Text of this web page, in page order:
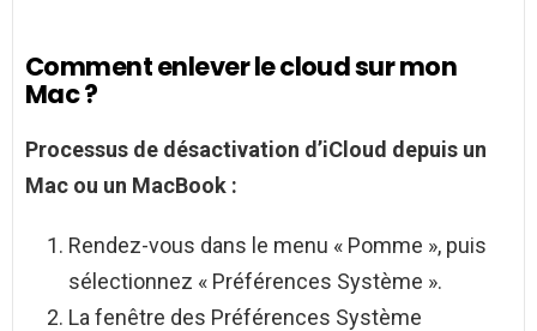
Comment enlever le cloud sur mon
Mac ?
Processus de désactivation d’iCloud depuis un
Mac ou un MacBook :
Rendez-vous dans le menu « Pomme », puis
sélectionnez « Préférences Système ».
La fenêtre des Préférences Système